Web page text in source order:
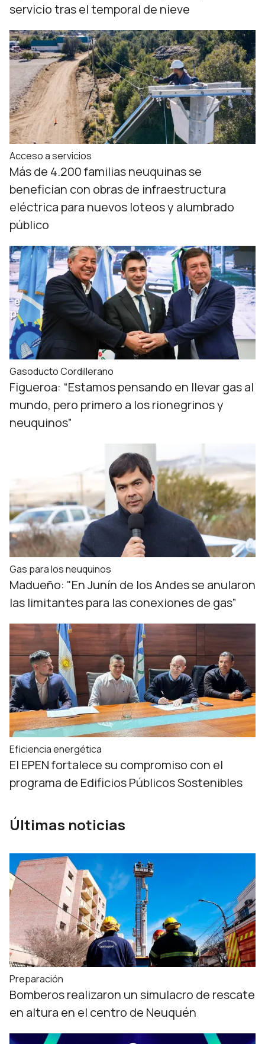
servicio tras el temporal de nieve
Acceso a servicios
Más de 4.200 familias neuquinas se
benefician con obras de infraestructura
eléctrica para nuevos loteos y alumbrado
público
Gasoducto Cordillerano
Figueroa: “Estamos pensando en llevar gas al
mundo, pero primero a los rionegrinos y
neuquinos”
Gas para los neuquinos
Madueño: "En Junín de los Andes se anularon
las limitantes para las conexiones de gas”
Eficiencia energética
El EPEN fortalece su compromiso con el
programa de Edificios Públicos Sostenibles
Últimas noticias
Preparación
Bomberos realizaron un simulacro de rescate
en altura en el centro de Neuquén